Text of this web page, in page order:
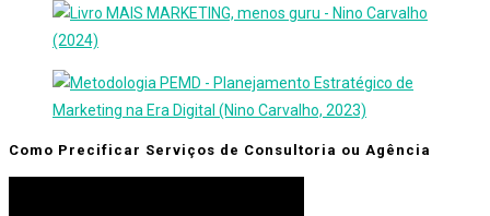
Como Precificar Serviços de Consultoria ou Agência